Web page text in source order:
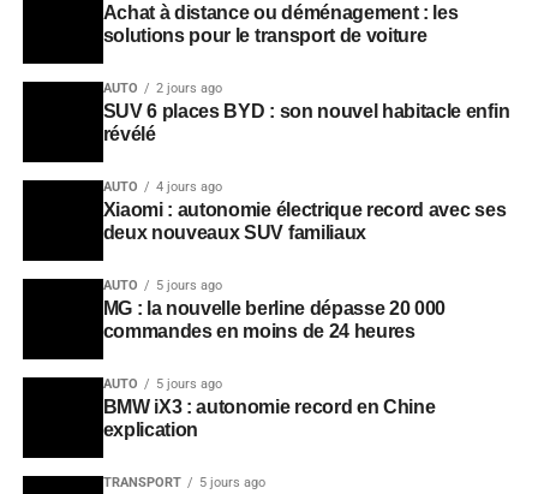
Achat à distance ou déménagement : les
solutions pour le transport de voiture
AUTO 2 jours ago
SUV 6 places BYD : son nouvel habitacle enfin
révélé
AUTO 4 jours ago
Xiaomi : autonomie électrique record avec ses
deux nouveaux SUV familiaux
AUTO 5 jours ago
MG : la nouvelle berline dépasse 20 000
commandes en moins de 24 heures
AUTO 5 jours ago
BMW iX3 : autonomie record en Chine
explication
TRANSPORT 5 jours ago